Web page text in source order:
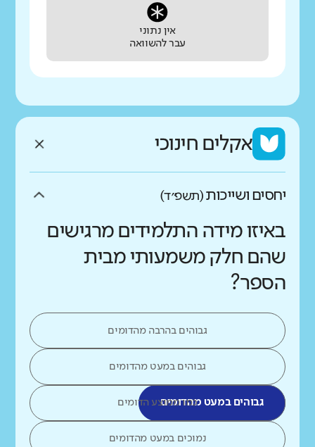
אין נתוני
עבר להשוואה
אקלים חינוכי
יחסים ושייכות(תשפ״ד)
באיזו מידה התלמידים מרגישים
שהם חלק משמעותי מבית
הספר?
גבוהים בהרבה מהדומים
גבוהים במעט מהדומים
גבוהים במעט מהדומיםכמו ממוצע הדומים
נמוכים במעט מהדומים